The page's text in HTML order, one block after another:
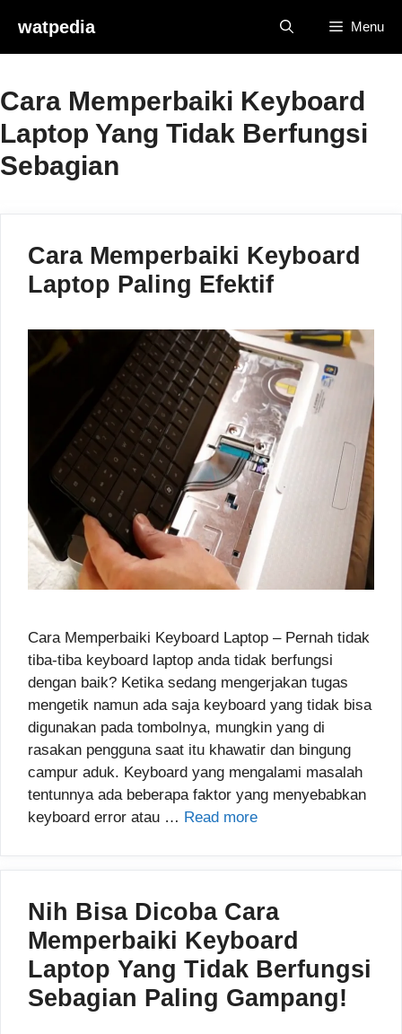
content
watpedia Menu
Cara Memperbaiki Keyboard
Laptop Yang Tidak Berfungsi
Sebagian
Cara Memperbaiki Keyboard
Laptop Paling Efektif
Cara Memperbaiki Keyboard Laptop – Pernah tidak
tiba-tiba keyboard laptop anda tidak berfungsi
dengan baik? Ketika sedang mengerjakan tugas
mengetik namun ada saja keyboard yang tidak bisa
digunakan pada tombolnya, mungkin yang di
rasakan pengguna saat itu khawatir dan bingung
campur aduk. Keyboard yang mengalami masalah
tentunnya ada beberapa faktor yang menyebabkan
keyboard error atau … Read more
Nih Bisa Dicoba Cara
Memperbaiki Keyboard
Laptop Yang Tidak Berfungsi
Sebagian Paling Gampang!